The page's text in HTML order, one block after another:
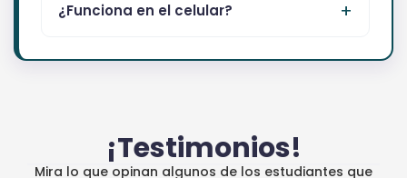
¿Funciona en el celular?
¡Testimonios!
Mira lo que opinan algunos de los estudiantes que